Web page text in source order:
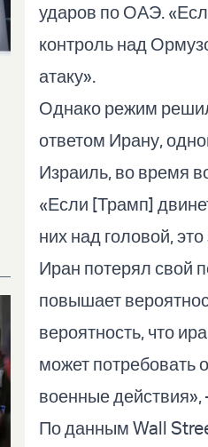
ударов по ОАЭ.
контроль над
атаку».
Однако режим
ответом Ирану,
Израиль, во время
«Если [Трамп]
них над головой,
Иран потерял свой
повышает
вероятность, что
может потребовать
военные
По данным Wall